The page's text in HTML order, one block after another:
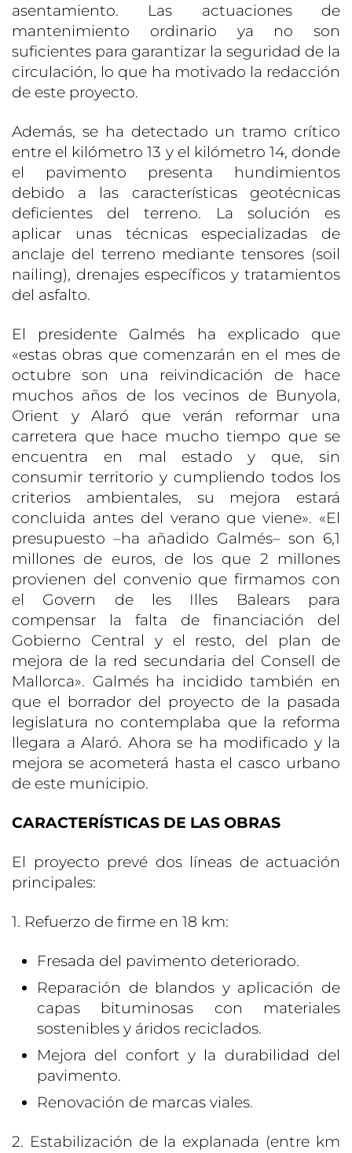
asentamiento. Las actuaciones de
mantenimiento ordinario ya no son
suficientes para garantizar la seguridad de la
circulación, lo que ha motivado la redacción
de este proyecto.
Además, se ha detectado un tramo crítico
entre el kilómetro 13 y el kilómetro 14, donde
el pavimento presenta hundimientos
debido a las características geotécnicas
deficientes del terreno. La solución es
aplicar unas técnicas especializadas de
anclaje del terreno mediante tensores (soil
nailing), drenajes específicos y tratamientos
del asfalto.
El presidente Galmés ha explicado que
«estas obras que comenzarán en el mes de
octubre son una reivindicación de hace
muchos años de los vecinos de Bunyola,
Orient y Alaró que verán reformar una
carretera que hace mucho tiempo que se
encuentra en mal estado y que, sin
consumir territorio y cumpliendo todos los
criterios ambientales, su mejora estará
concluida antes del verano que viene». «El
presupuesto –ha añadido Galmés– son 6,1
millones de euros, de los que 2 millones
provienen del convenio que firmamos con
el Govern de les Illes Balears para
compensar la falta de financiación del
Gobierno Central y el resto, del plan de
mejora de la red secundaria del Consell de
Mallorca». Galmés ha incidido también en
que el borrador del proyecto de la pasada
legislatura no contemplaba que la reforma
llegara a Alaró. Ahora se ha modificado y la
mejora se acometerá hasta el casco urbano
de este municipio.
CARACTERÍSTICAS DE LAS OBRAS
El proyecto prevé dos líneas de actuación
principales:
1. Refuerzo de firme en 18 km:
Fresada del pavimento deteriorado.
Reparación de blandos y aplicación de
capas bituminosas con materiales
sostenibles y áridos reciclados.
Mejora del confort y la durabilidad del
pavimento.
Renovación de marcas viales.
2. Estabilización de la explanada (entre km